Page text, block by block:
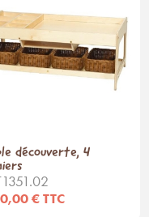
découverte, 4
€ TTC